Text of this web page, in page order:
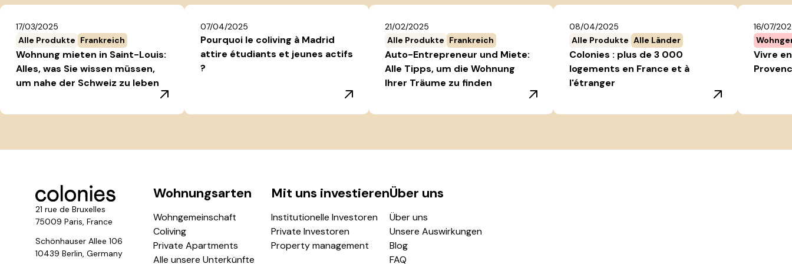
17/03/2025
Alle Produkte Frankreich
Wohnung mieten in Saint-Louis:
Alles, was Sie wissen müssen,
um nahe der Schweiz zu leben
07/04/2025
Pourquoi le coliving à Madrid
attire étudiants et jeunes actifs
?
21/02/2025
Alle Produkte Frankreich
Auto-Entrepreneur und Miete:
Alle Tipps, um die Wohnung
Ihrer Träume zu finden
08/04/2025
Alle Produkte Alle Länder
Colonies : plus de 3 000
logements en France et à
l'étranger
16/07/
Vivre
21 rue de Bruxelles
75009 Paris, France
Schönhauser Allee 106
10439 Berlin, Germany
Wohnungsarten
Wohngemeinschaft
Coliving
Private Apartments
Alle unsere Unterkünfte
Mit uns investieren
Institutionelle Investoren
Private Investoren
Property management
Über uns
Über uns
Unsere Auswirkungen
Blog
FAQ